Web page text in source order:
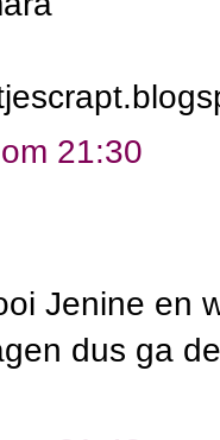
21:30
Jenine en
dus ga